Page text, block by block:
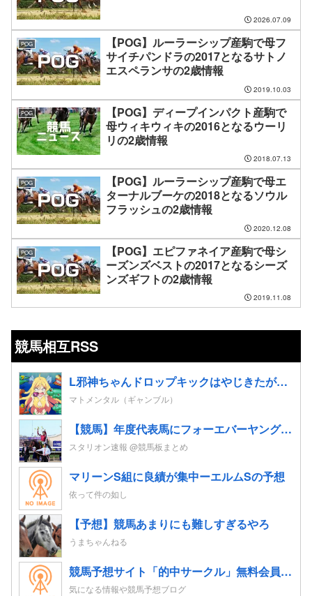
2026.07.09
POG
【POG】ルーラーシップ産駒で母フ
サイチパンドラの2017となるサトノ
エスペランサの2歳情報
2019.10.03
POG
【POG】ディープインパクト産駒で
母ウィキウィキの2016となるウーリ
リの2歳情報
2018.07.13
POG
【POG】ルーラーシップ産駒で母エ
ターナルブーケの2018となるソウル
フラッシュの2歳情報
2020.12.08
POG
【POG】エピファネイア産駒で母シ
ーズンズベストの2017となるシーズ
ンズギフトの2歳情報
2019.11.08
競馬相互RSS
L邪神ちゃんドロップキックはやじきたが霞むレベルでパロディネタ満載。演出面白いのに台がキツいよ…
マトメンタル（ギャンブル）
【競馬】年度代表馬にフォーエバーヤング 得票率91%と圧倒！4歳以上牡馬、ダートと合わせて三冠
スタリオン速報 @競馬板まとめ
マリーンS組に良績が集中ーエルムSの予想
依って件の如し
【予想】競馬あまりにも難しすぎるやろ
うまちゃんねる
競馬予想サイト「的中サークル」無料会員登録｜初心者も指数とプロ予想で週末レースを攻略
気になる情報や競馬予想ブログ